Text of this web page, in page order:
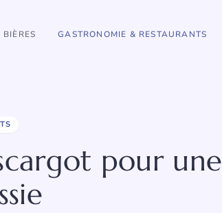
GASTRONOMIE & RESTAURANTS
pour une